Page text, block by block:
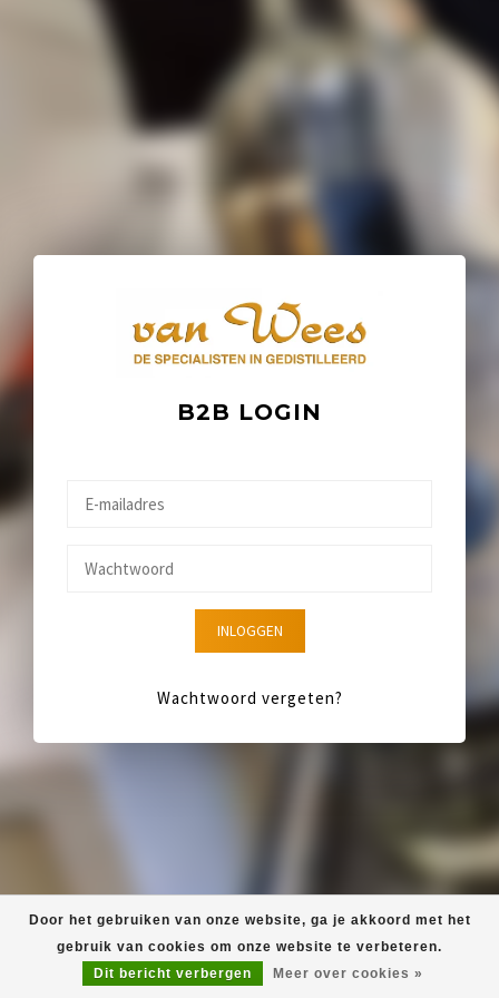
B2B LOGIN
INLOGGEN
Wachtwoord vergeten?
Door het gebruiken van onze website, ga je akkoord met het
gebruik van cookies om onze website te verbeteren.
Dit bericht verbergen
Meer over cookies »